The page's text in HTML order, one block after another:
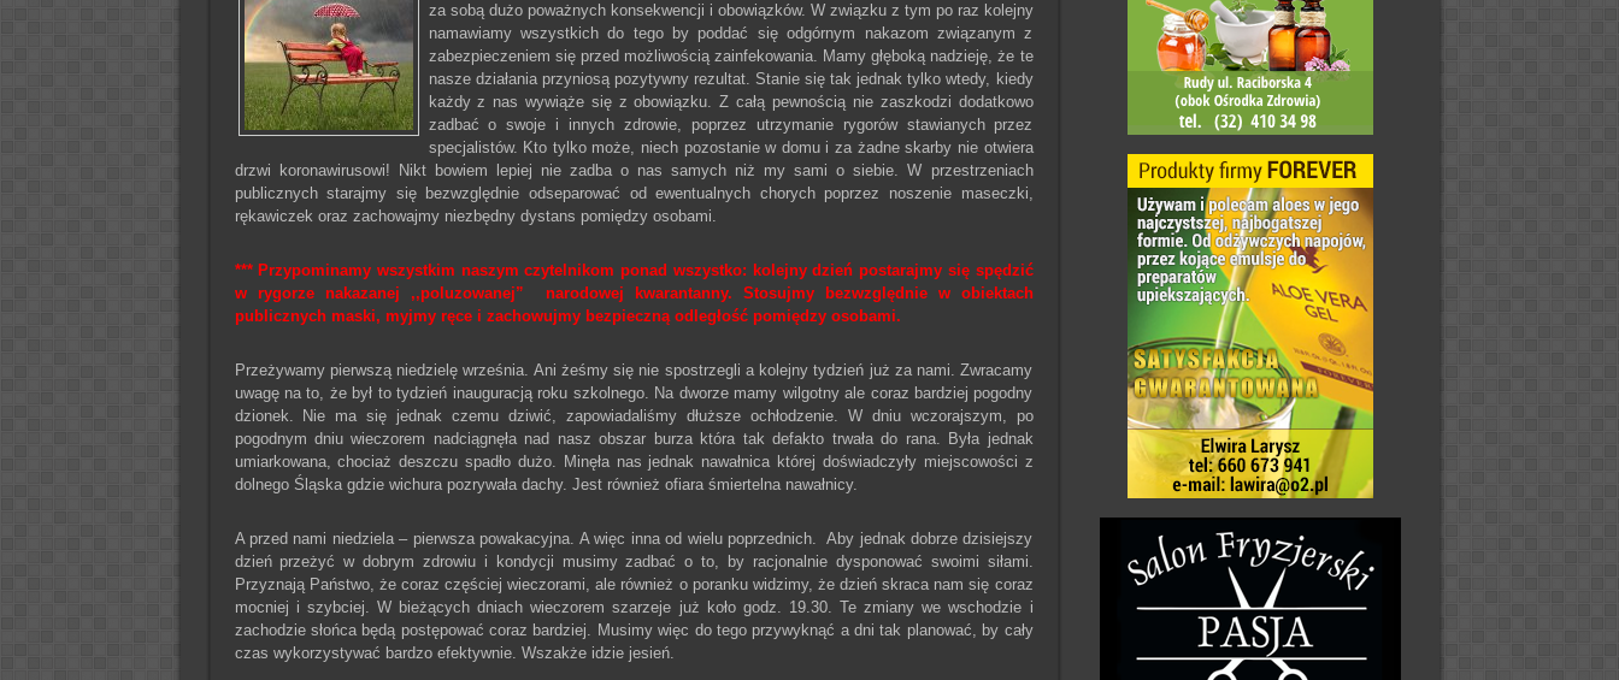
za sobą dużo poważnych konsekwencji i obowiązków. W związku z tym po raz kolejny
namawiamy wszystkich do tego by poddać się odgórnym nakazom związanym z
zabezpieczeniem się przed możliwością zainfekowania. Mamy głęboką nadzieję, że te
nasze działania przyniosą pozytywny rezultat. Stanie się tak jednak tylko wtedy, kiedy
każdy z nas wywiąże się z obowiązku. Z całą pewnością nie zaszkodzi dodatkowo
zadbać o swoje i innych zdrowie, poprzez utrzymanie rygorów stawianych przez
specjalistów. Kto tylko może, niech pozostanie w domu i za żadne skarby nie otwiera
drzwi koronawirusowi! Nikt bowiem lepiej nie zadba o nas samych niż my sami o siebie. W przestrzeniach
publicznych starajmy się bezwzględnie odseparować od ewentualnych chorych poprzez noszenie maseczki,
rękawiczek oraz zachowajmy niezbędny dystans pomiędzy osobami.
*** Przypominamy wszystkim naszym czytelnikom ponad wszystko: kolejny dzień postarajmy się spędzić
w rygorze nakazanej ,,poluzowanej” narodowej kwarantanny. Stosujmy bezwzględnie w obiektach
publicznych maski, myjmy ręce i zachowujmy bezpieczną odległość pomiędzy osobami.
Przeżywamy pierwszą niedzielę września. Ani żeśmy się nie spostrzegli a kolejny tydzień już za nami. Zwracamy
uwagę na to, że był to tydzień inauguracją roku szkolnego. Na dworze mamy wilgotny ale coraz bardziej pogodny
dzionek. Nie ma się jednak czemu dziwić, zapowiadaliśmy dłuższe ochłodzenie. W dniu wczorajszym, po
pogodnym dniu wieczorem nadciągnęła nad nasz obszar burza która tak defakto trwała do rana. Była jednak
umiarkowana, chociaż deszczu spadło dużo. Minęła nas jednak nawałnica której doświadczyły miejscowości z
dolnego Śląska gdzie wichura pozrywała dachy. Jest również ofiara śmiertelna nawałnicy.
A przed nami niedziela – pierwsza powakacyjna. A więc inna od wielu poprzednich. Aby jednak dobrze dzisiejszy
dzień przeżyć w dobrym zdrowiu i kondycji musimy zadbać o to, by racjonalnie dysponować swoimi siłami.
Przyznają Państwo, że coraz częściej wieczorami, ale również o poranku widzimy, że dzień skraca nam się coraz
mocniej i szybciej. W bieżących dniach wieczorem szarzeje już koło godz. 19.30. Te zmiany we wschodzie i
zachodzie słońca będą postępować coraz bardziej. Musimy więc do tego przywyknąć a dni tak planować, by cały
czas wykorzystywać bardzo efektywnie. Wszakże idzie jesień.